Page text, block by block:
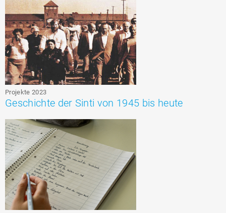
Projekte 2023
Geschichte der Sinti von 1945 bis heute